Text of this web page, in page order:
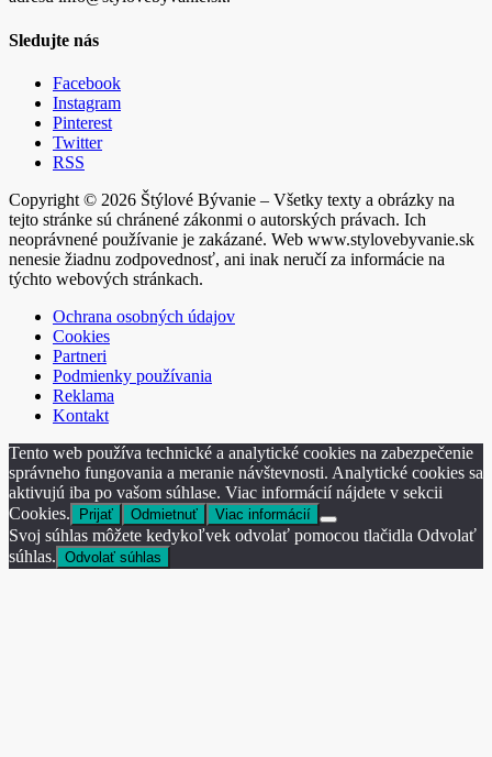
Sledujte nás
Facebook
Instagram
Pinterest
Twitter
RSS
Copyright © 2026 Štýlové Bývanie – Všetky texty a obrázky na
tejto stránke sú chránené zákonmi o autorských právach. Ich
neoprávnené používanie je zakázané. Web www.stylovebyvanie.sk
nenesie žiadnu zodpovednosť, ani inak neručí za informácie na
týchto webových stránkach.
Ochrana osobných údajov
Cookies
Partneri
Podmienky používania
Reklama
Kontakt
Tento web používa technické a analytické cookies na zabezpečenie
správneho fungovania a meranie návštevnosti. Analytické cookies sa
aktivujú iba po vašom súhlase. Viac informácií nájdete v sekcii
Cookies.
Prijať Odmietnuť Viac informácií
Svoj súhlas môžete kedykoľvek odvolať pomocou tlačidla Odvolať
súhlas. Odvolať súhlas